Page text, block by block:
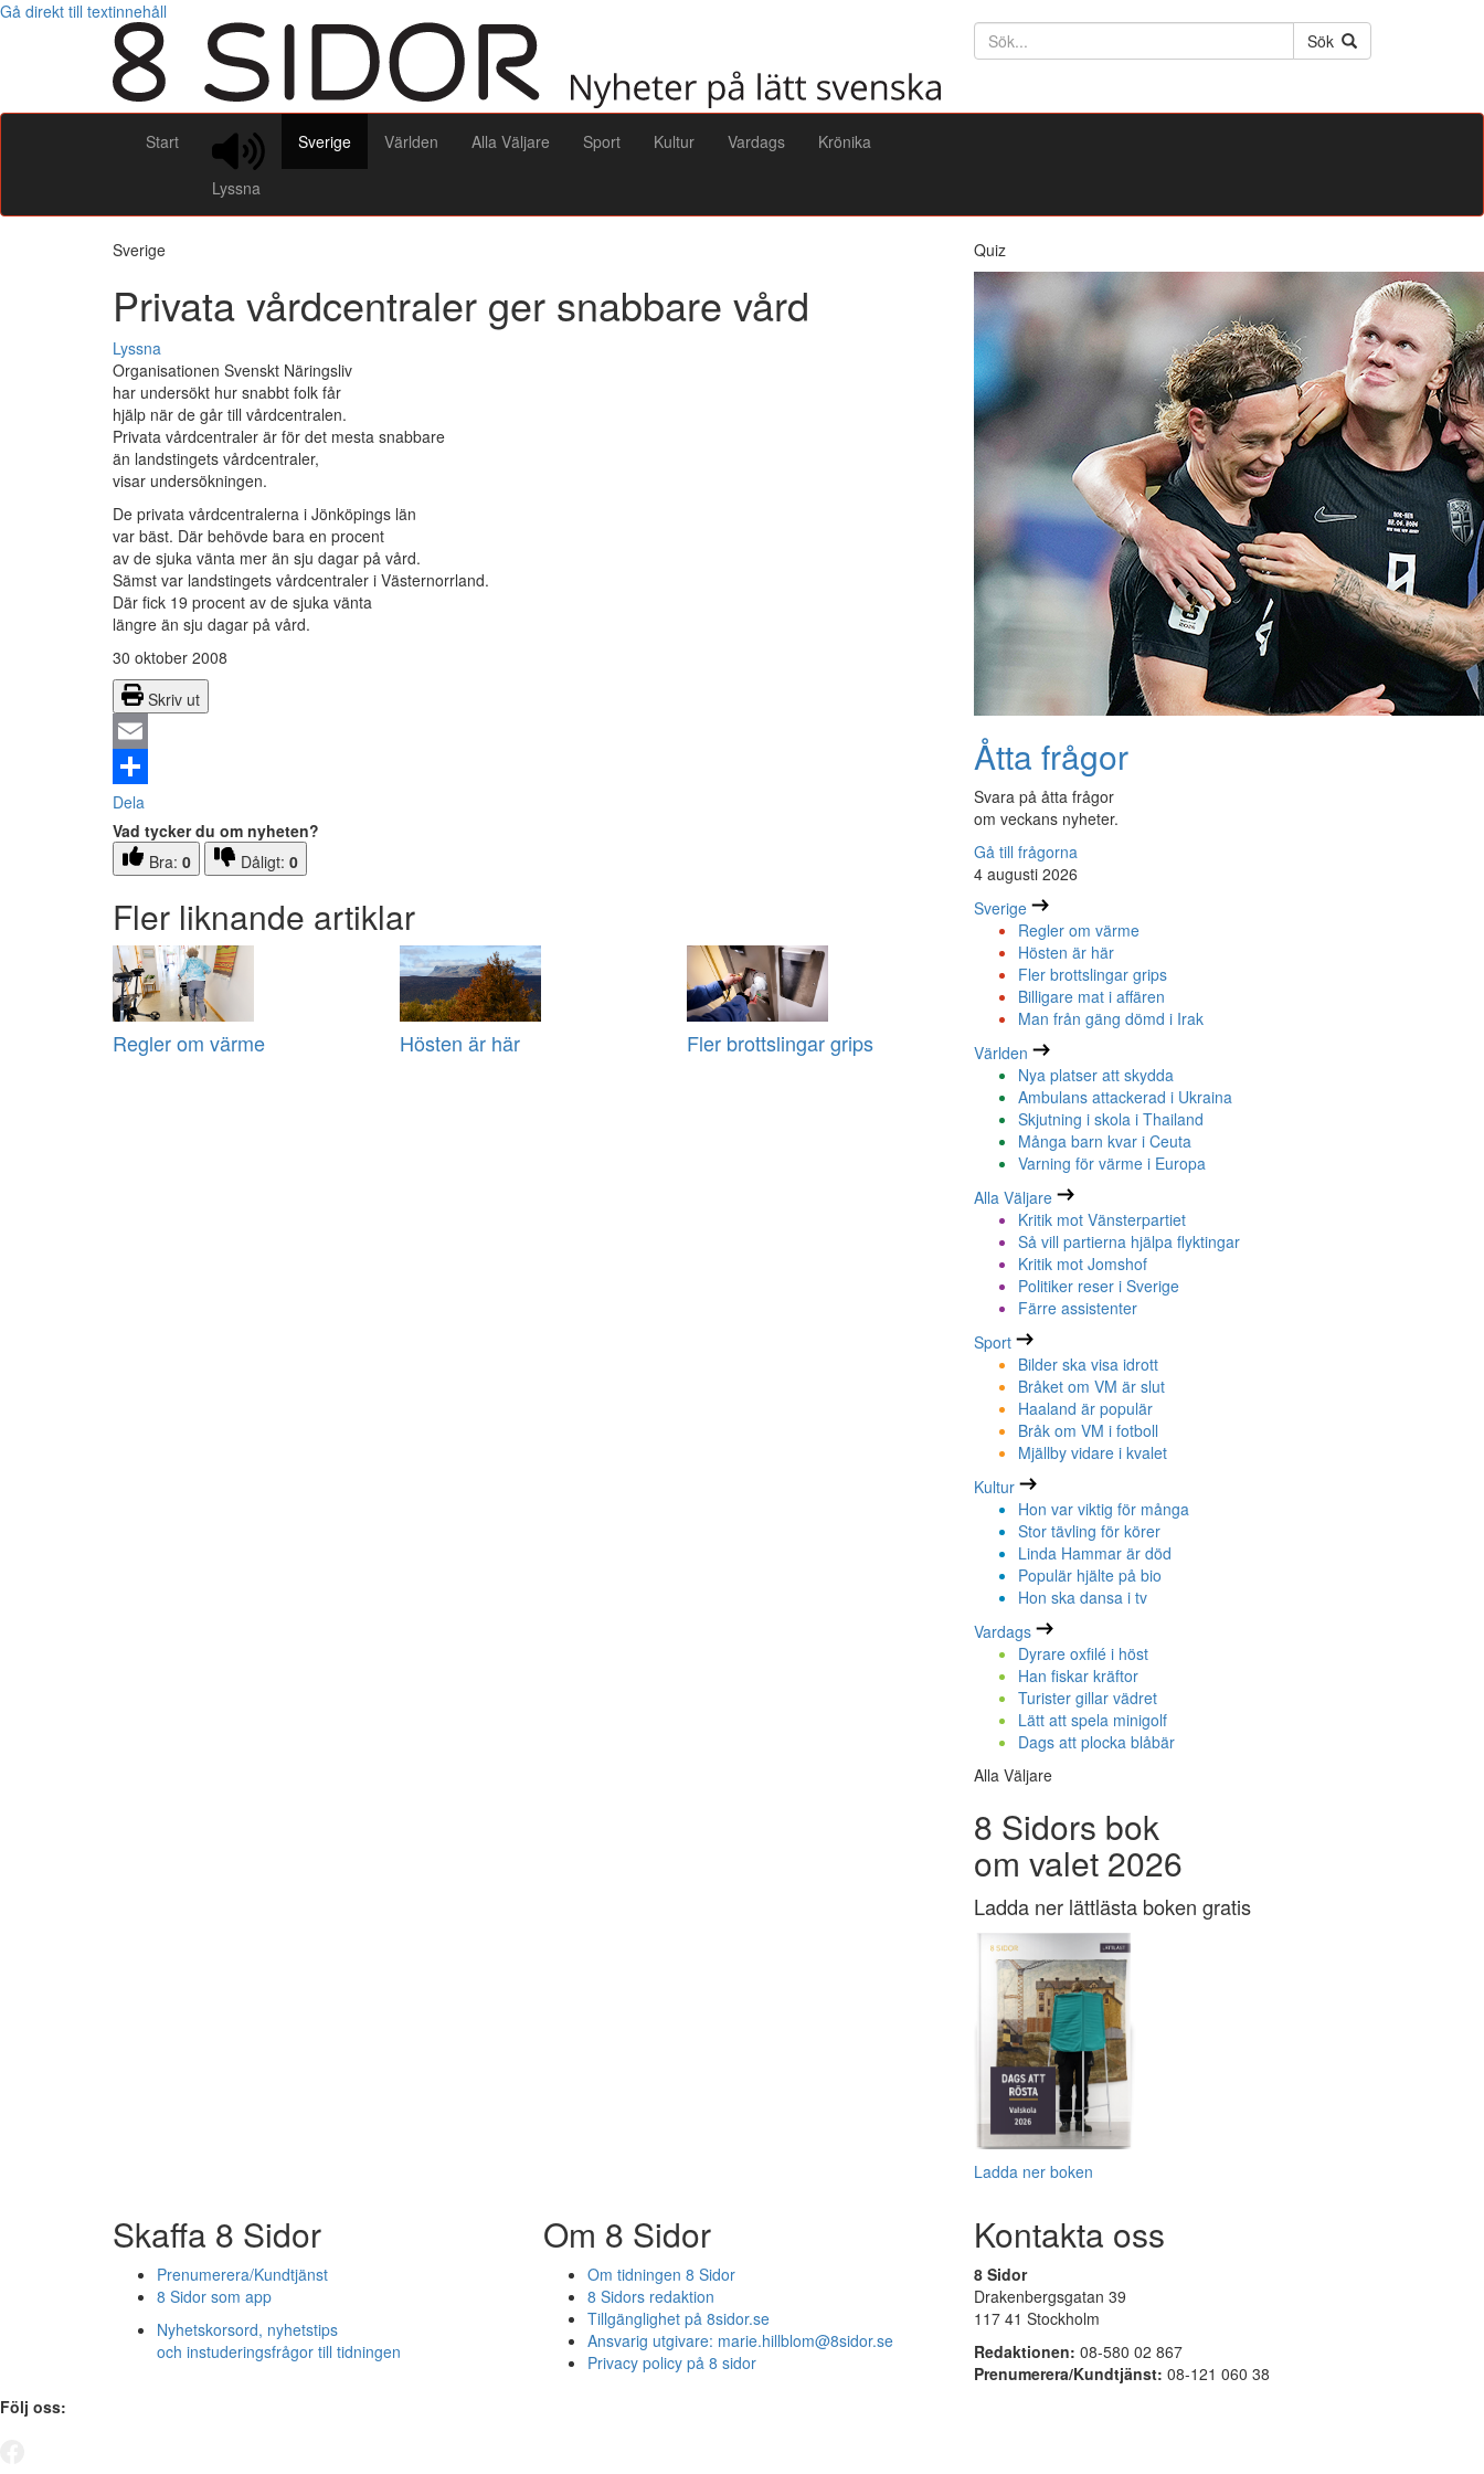
Gå direkt till textinnehåll
Söktext
Sök
Start
Lyssna
Sverige Världen Alla Väljare Sport Kultur Vardags Krönika
Sverige
Privata vårdcentraler ger snabbare vård
Lyssna
Organisationen Svenskt Näringsliv
har undersökt hur snabbt folk får
hjälp när de går till vårdcentralen.
Privata vårdcentraler är för det mesta snabbare
än landstingets vårdcentraler,
visar undersökningen.
De privata vårdcentralerna i Jönköpings län
var bäst. Där behövde bara en procent
av de sjuka vänta mer än sju dagar på vård.
Sämst var landstingets vårdcentraler i Västernorrland.
Där fick 19 procent av de sjuka vänta
längre än sju dagar på vård.
30 oktober 2008
Skriv ut
Email
Dela
Vad tycker du om nyheten?
Bra: 0 Dåligt: 0
Fler liknande artiklar
Regler om värme Hösten är här Fler brottslingar grips
Quiz
Åtta frågor
Svara på åtta frågor
om veckans nyheter.
Gå till frågorna
4 augusti 2026
Sverige
Regler om värme
Hösten är här
Fler brottslingar grips
Billigare mat i affären
Man från gäng dömd i Irak
Världen
Nya platser att skydda
Ambulans attackerad i Ukraina
Skjutning i skola i Thailand
Många barn kvar i Ceuta
Varning för värme i Europa
Alla Väljare
Kritik mot Vänsterpartiet
Så vill partierna hjälpa flyktingar
Kritik mot Jomshof
Politiker reser i Sverige
Färre assistenter
Sport
Bilder ska visa idrott
Bråket om VM är slut
Haaland är populär
Bråk om VM i fotboll
Mjällby vidare i kvalet
Kultur
Hon var viktig för många
Stor tävling för körer
Linda Hammar är död
Populär hjälte på bio
Hon ska dansa i tv
Vardags
Dyrare oxfilé i höst
Han fiskar kräftor
Turister gillar vädret
Lätt att spela minigolf
Dags att plocka blåbär
Alla Väljare
8 Sidors bok
om valet 2026
Ladda ner lättlästa boken gratis
Ladda ner boken
Skaffa 8 Sidor
Prenumerera/Kundtjänst
8 Sidor som app
Nyhetskorsord, nyhetstips
och instuderingsfrågor till tidningen
Om 8 Sidor
Om tidningen 8 Sidor
8 Sidors redaktion
Tillgänglighet på 8sidor.se
Ansvarig utgivare: marie.hillblom@8sidor.se
Privacy policy på 8 sidor
Kontakta oss
8 Sidor
Drakenbergsgatan 39
117 41 Stockholm
Redaktionen: 08-580 02 867
Prenumerera/Kundtjänst: 08-121 060 38
Följ oss: